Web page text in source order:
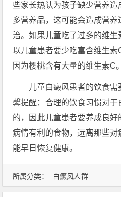
所属分类： 白癜风人群
些家长热认为孩子缺少营养
多营养品，这可能会造成营
治。如果儿童吃了过多的维
以儿童患者要少吃富含维生素
因为樱桃含有大量的维生素C。
儿童白癜风患者的饮食需
馨提醒：合理的饮食习惯对
的，因此儿童患者要养成良
病情有利的食物，远离那些
能早日恢复健康。